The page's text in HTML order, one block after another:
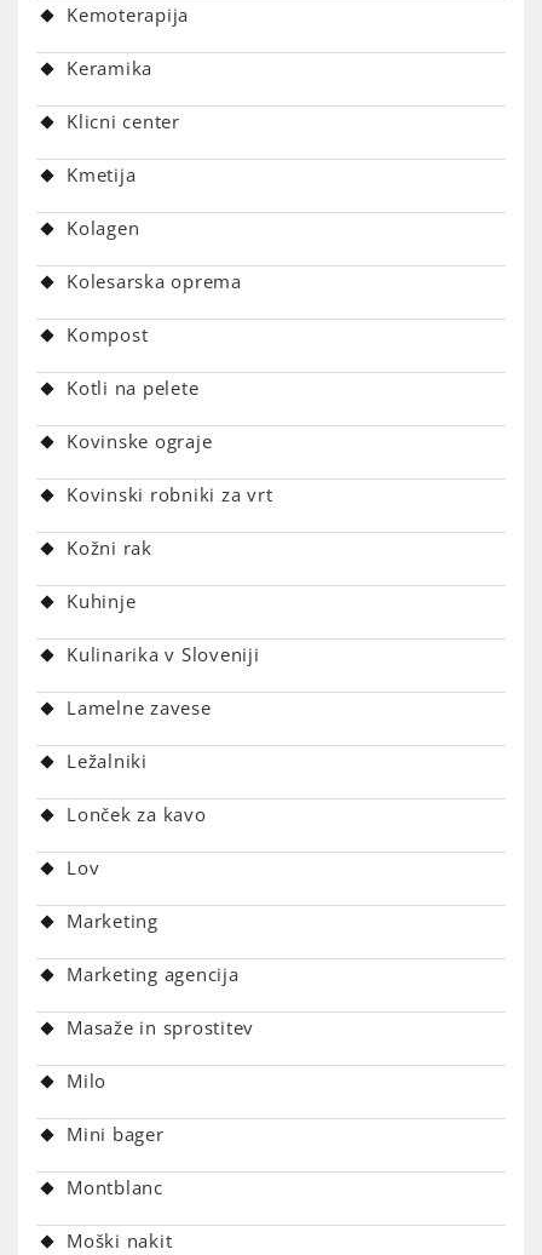
Kemoterapija
Keramika
Klicni center
Kmetija
Kolagen
Kolesarska oprema
Kompost
Kotli na pelete
Kovinske ograje
Kovinski robniki za vrt
Kožni rak
Kuhinje
Kulinarika v Sloveniji
Lamelne zavese
Ležalniki
Lonček za kavo
Lov
Marketing
Marketing agencija
Masaže in sprostitev
Milo
Mini bager
Montblanc
Moški nakit